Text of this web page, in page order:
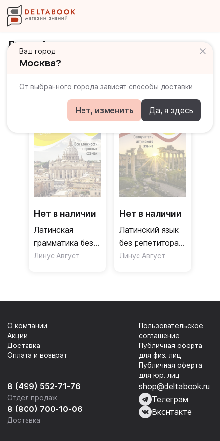
Ваш город
Москва?
От выбранного города зависят способы доставки
Нет, изменить Да, я здесь
Линус Август
Книги автора
Нет в наличии
Латинская
грамматика без
репетитора. Все
Линус Август
Нет в наличии
Латинский язык
без репетитора.
Самоучитель
Линус Август
8 (499) 552-71-76
Отдел продаж
8 (800) 700-10-06
Доставка
О компании
Акции
Доставка
Оплата и возврат
Пользовательское
соглашение
Публичная оферта
для физ. лиц
Публичная оферта
для юр. лиц
shop@deltabook.ru
Телеграм
Вконтакте